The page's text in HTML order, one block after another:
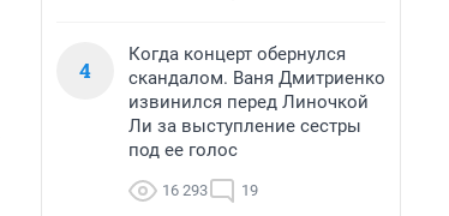
4
Когда концерт обернулся
скандалом. Ваня Дмитриенко
извинился перед Линочкой
Ли за выступление сестры
под ее голос
16 293 19